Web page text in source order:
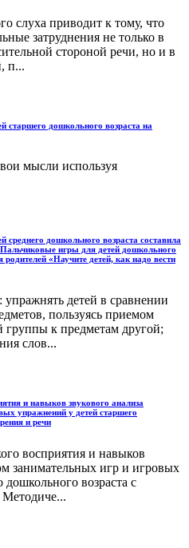
слуха приводит к тому, что
затруднения не только в
стороной речи, но и в
п...
старшего дошкольного возраста на
мысли используя
среднего дошкольного возраста составила
игры для детей дошкольного
«Научите детей, как надо вести
упражнять детей в сравнении
пользуясь приемом
к предметам другой;
слов...
и навыков звукового анализа
упражнений у детей старшего
и речи
восприятия и навыков
занимательных игр и игровых
возраста с